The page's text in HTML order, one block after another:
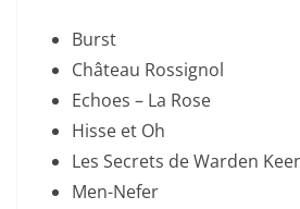
Burst
Château Rossignol
Echoes – La Rose
Hisse et Oh
Les Secrets de Warden
Men-Nefer